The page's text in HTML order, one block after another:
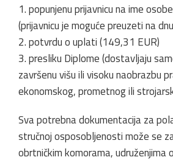
1. popunjenu prijavnicu na ime
(prijavnicu je moguće preuzeti na
2. potvrdu o uplati (149,31 EUR)
3. presliku Diplome (dostavljaju
završenu višu ili visoku naobrazbu
ekonomskog, prometnog ili
Sva potrebna dokumentacija za
stručnoj osposobljenosti može se
obrtničkim komorama, udruženjima